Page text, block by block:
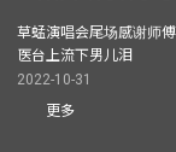
草蜢演唱会尾场感谢师
医台上流下男儿泪
2022-10-31
更多